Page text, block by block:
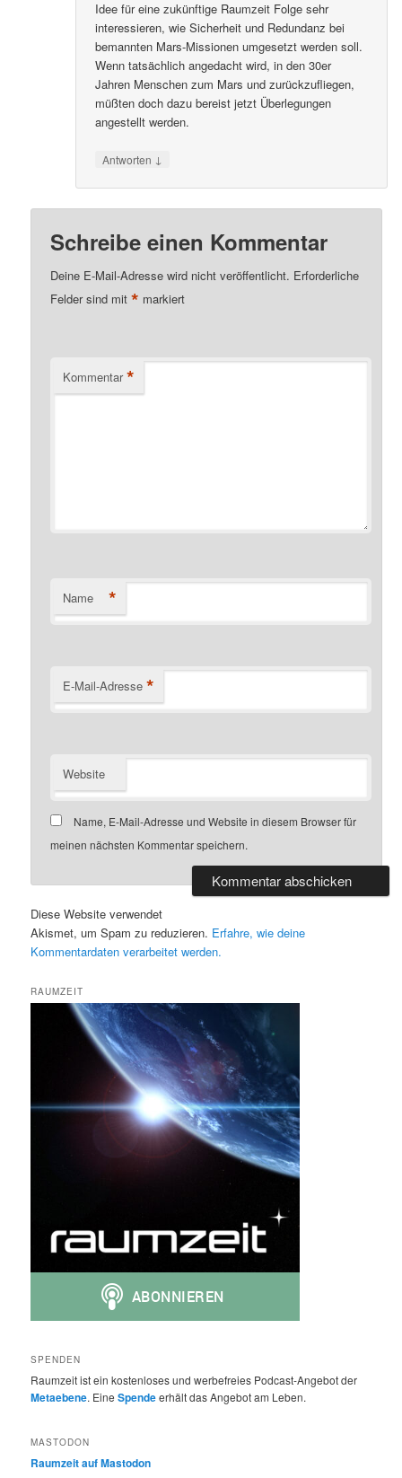
Idee für eine zukünftige Raumzeit Folge sehr
interessieren, wie Sicherheit und Redundanz bei
bemannten Mars-Missionen umgesetzt werden soll.
Wenn tatsächlich angedacht wird, in den 30er
Jahren Menschen zum Mars und zurückzufliegen,
müßten doch dazu bereist jetzt Überlegungen
angestellt werden.
Antworten ↓
Schreibe einen Kommentar
Deine E-Mail-Adresse wird nicht veröffentlicht. Erforderliche
Felder sind mit* markiert
Kommentar *
Name *
E-Mail-Adresse *
Website
Name, E-Mail-Adresse und Website in diesem Browser für
meinen nächsten Kommentar speichern.
Diese Website verwendet
Akismet, um Spam zu reduzieren. Erfahre, wie deine
Kommentardaten verarbeitet werden.
RAUMZEIT
SPENDEN
Raumzeit ist ein kostenloses und werbefreies Podcast-Angebot der
Metaebene. EineSpendeerhält das Angebot am Leben.
MASTODON
Raumzeit auf Mastodon